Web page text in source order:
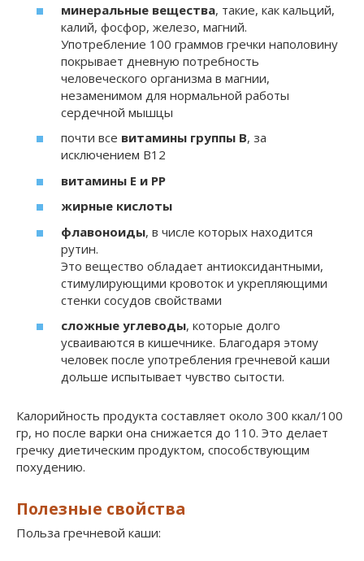
минеральные вещества, такие, как кальций,
калий, фосфор, железо, магний.
Употребление 100 граммов гречки наполовину
покрывает дневную потребность
человеческого организма в магнии,
незаменимом для нормальной работы
сердечной мышцы
почти все витамины группы В, за
исключением В12
витамины Е и РР
жирные кислоты
флавоноиды, в числе которых находится
рутин.
Это вещество обладает антиоксидантными,
стимулирующими кровоток и укрепляющими
стенки сосудов свойствами
сложные углеводы, которые долго
усваиваются в кишечнике. Благодаря этому
человек после употребления гречневой каши
дольше испытывает чувство сытости.
Калорийность продукта составляет около 300 ккал/100
гр, но после варки она снижается до 110. Это делает
гречку диетическим продуктом, способствующим
похудению.
Полезные свойства
Польза гречневой каши: